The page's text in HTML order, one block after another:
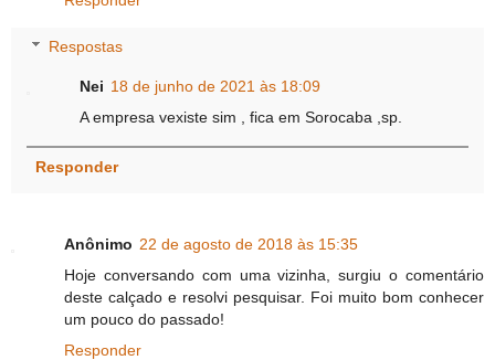
Respostas
Nei 18 de junho de 2021 às 18:09
A empresa vexiste sim , fica em Sorocaba ,sp.
Responder
Anônimo 22 de agosto de 2018 às 15:35
Hoje conversando com uma vizinha, surgiu o comentário
deste calçado e resolvi pesquisar. Foi muito bom conhecer
um pouco do passado!
Responder